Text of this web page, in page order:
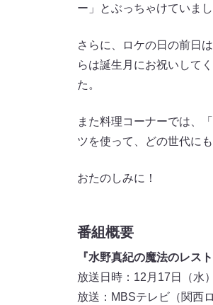
ー」とぶっちゃけていま
さらに、ロケの日の前日
らは誕生月にお祝いして
た。
また料理コーナーでは、
ツを使って、どの世代に
おたのしみに！
番組概要
『水野真紀の魔法のレス
放送日時：12月17日（水
放送：MBSテレビ（関西